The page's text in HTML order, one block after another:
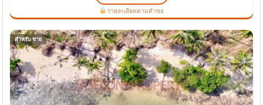
รายละเอียดตามคำขอ
สำหรับ ขาย